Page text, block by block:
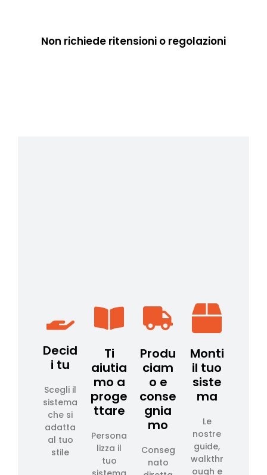
Non richiede ritensioni o regolazioni
Decid
i tu
Scegli il
sistema
che si
adatta
al tuo
stile
Ti
aiutia
mo a
proge
ttare
Persona
lizza il
tuo
Produ
ciam
o e
conse
gnia
mo
Conseg
nato
Monti
il tuo
siste
ma
Le
nostre
guide,
walkthr
ough e